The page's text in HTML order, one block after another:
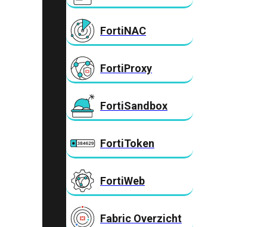
FortiNAC
FortiProxy
FortiSandbox
FortiToken
FortiWeb
Fabric Overzicht